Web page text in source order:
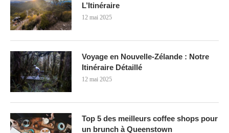
L’Itinéraire
12 mai 2025
Voyage en Nouvelle-Zélande : Notre
Itinéraire Détaillé
12 mai 2025
Top 5 des meilleurs coffee shops pour
un brunch à Queenstown